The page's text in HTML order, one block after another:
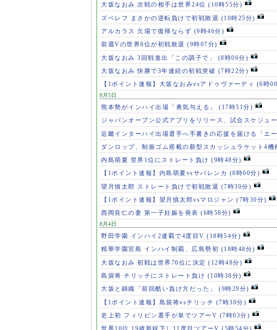
大坂なおみ 次戦の相手は世界24位 (10時55分)
ズベレフ まさかの逆転負けで初戦敗退 (10時25分)
アルカラス 欠場で復帰ならず (9時46分)
前週Vの世界8位が初戦敗退 (9時07分)
大坂なおみ 3回戦進出「この調子で」 (8時06分)
大坂なおみ 快勝で3年連続の初戦突破 (7時22分)
【1ポイント速報】大坂なおみvsアドゥヴァーディ (6時
8月5日
熊本勢がインハイ出場「勇気与える」 (17時51分)
ジャパンオープン公式アプリをリリース、試合スケジュ
近畿インターハイ出場選手へ手書きの応援を届ける「エ
ダンロップ、制振ゴム搭載の新型スカッシュラケット4機
内島萌夏 世界1位にストレート負け (9時48分)
【1ポイント速報】内島萌夏vsサバレンカ (8時00分)
望月慎太郎 ストレート負けで初戦敗退 (7時30分)
【1ポイント速報】望月慎太郎vsマロジャン (7時30分)
西岡良仁の妻 第一子妊娠を発表 (6時58分)
8月4日
野田学園 インハイ2連覇で4度目V (18時54分)
精華学園宮島 インハイ制覇、広島勢初 (18時48分)
大坂なおみ 初戦は世界76位に決定 (12時48分)
島袋将 チリッチにストレート負け (10時38分)
大坂と錦織「前回酷い負け方だった」 (9時29分)
【1ポイント速報】島袋将vsチリッチ (7時30分)
史上初 フィリピン選手が単でツアーV (7時03分)